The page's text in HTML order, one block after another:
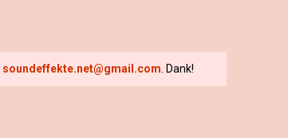
soundeffekte.net@gmail.com . Dank!